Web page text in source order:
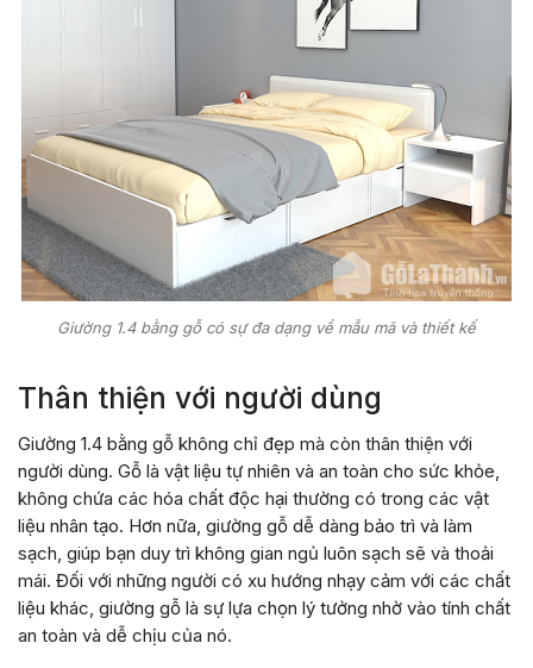
Giường 1.4 bằng gỗ có sự đa dạng về mẫu mã và thiết kế
Thân thiện với người dùng
Giường 1.4 bằng gỗ không chỉ đẹp mà còn thân thiện với
người dùng. Gỗ là vật liệu tự nhiên và an toàn cho sức khỏe,
không chứa các hóa chất độc hại thường có trong các vật
liệu nhân tạo. Hơn nữa, giường gỗ dễ dàng bảo trì và làm
sạch, giúp bạn duy trì không gian ngủ luôn sạch sẽ và thoải
mái. Đối với những người có xu hướng nhạy cảm với các chất
liệu khác, giường gỗ là sự lựa chọn lý tưởng nhờ vào tính chất
an toàn và dễ chịu của nó.